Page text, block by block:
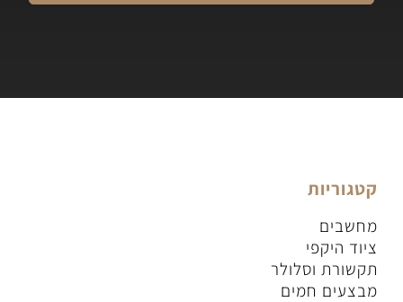
קטגוריות
מחשבים
ציוד היקפי
תקשורת וסלולר
מבצעים חמים